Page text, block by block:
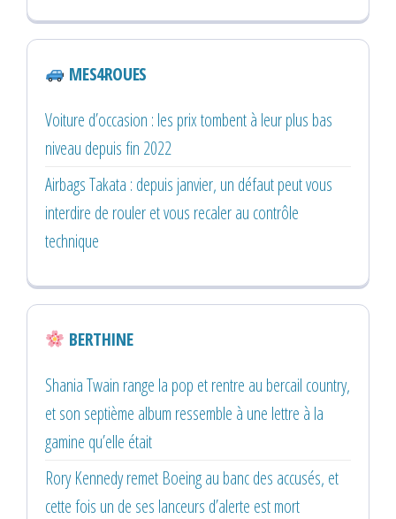
MES4ROUES
Voiture d’occasion : les prix tombent à leur plus bas
niveau depuis fin 2022
Airbags Takata : depuis janvier, un défaut peut vous
interdire de rouler et vous recaler au contrôle
technique
BERTHINE
Shania Twain range la pop et rentre au bercail country,
et son septième album ressemble à une lettre à la
gamine qu’elle était
Rory Kennedy remet Boeing au banc des accusés, et
cette fois un de ses lanceurs d’alerte est mort